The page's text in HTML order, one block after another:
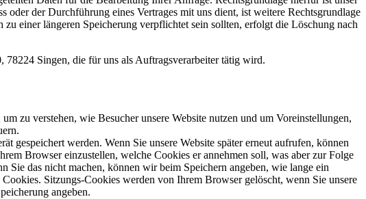
der Durchführung eines Vertrages mit uns dient, ist weitere Rechtsgrundlage
einer längeren Speicherung verpflichtet sein sollten, erfolgt die Löschung nach
Singen, die für uns als Auftragsverarbeiter tätig wird.
zu verstehen, wie Besucher unsere Website nutzen und um Voreinstellungen,
gespeichert werden. Wenn Sie unsere Website später erneut aufrufen, können
Browser einzustellen, welche Cookies er annehmen soll, was aber zur Folge
Sie das nicht machen, können wir beim Speichern angeben, wie lange ein
Sitzungs-Cookies werden von Ihrem Browser gelöscht, wenn Sie unsere
angeben.